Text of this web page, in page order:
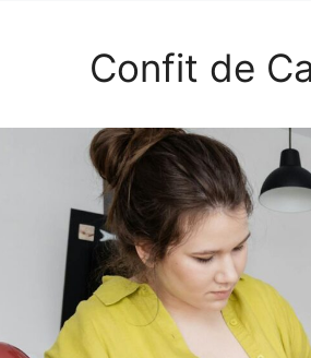
Confit de